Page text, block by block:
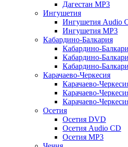
Дагестан MP3
Ингушетия
Ингушетия Audio
Ингушетия MP3
Кабардино-Балкария
Кабардино-
Кабардино-
Кабардино-
Карачаево-Черкесия
Карачаево-
Карачаево-
Карачаево-
Осетия
Осетия DVD
Осетия Audio CD
Осетия MP3